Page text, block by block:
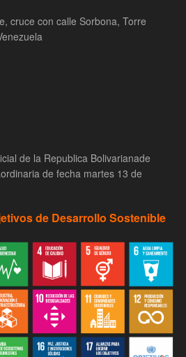
cruce con calle Sorbona, Torre
de la Republica Bolivarianade
de fecha martes 13 de
de Desarrollo Sostenible